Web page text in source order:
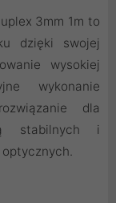
3mm 1m to
dzięki swojej
wysokiej
wykonanie
dla
stabilnych i